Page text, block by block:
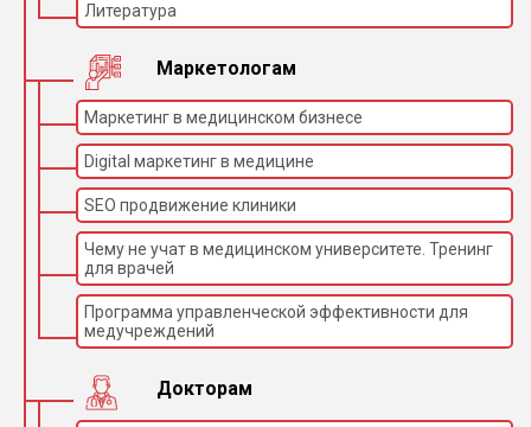
Литература
Маркетологам
Маркетинг в медицинском бизнесе
Digital маркетинг в медицине
SEO продвижение клиники
Чему не учат в медицинском университете. Тренинг
для врачей
Программа управленческой эффективности для
медучреждений
Докторам